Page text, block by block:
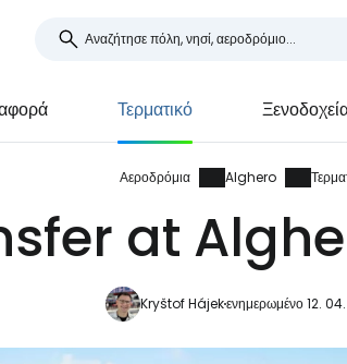
Τερματικό
Αεροδρόμια Alghero
at
Kryštof Hájekενημερωμένο 12.